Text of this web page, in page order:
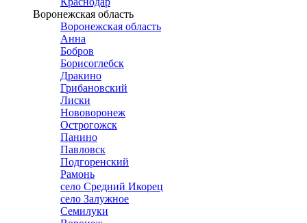
Воронежская область
Воронежская область
Анна
Бобров
Борисоглебск
Дракино
Грибановский
Лиски
Нововоронеж
Острогожск
Панино
Павловск
Подгоренский
Рамонь
село Средний Икорец
село Залужное
Семилуки